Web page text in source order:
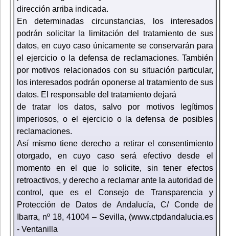
dirección arriba indicada.
En determinadas circunstancias, los interesados
podrán solicitar la limitación del tratamiento de sus
datos, en cuyo caso únicamente se conservarán para
el ejercicio o la defensa de reclamaciones. También
por motivos relacionados con su situación particular,
los interesados podrán oponerse al tratamiento de sus
datos. El responsable del tratamiento dejará
de tratar los datos, salvo por motivos legítimos
imperiosos, o el ejercicio o la defensa de posibles
reclamaciones.
Así mismo tiene derecho a retirar el consentimiento
otorgado, en cuyo caso será efectivo desde el
momento en el que lo solicite, sin tener efectos
retroactivos, y derecho a reclamar ante la autoridad de
control, que es el Consejo de Transparencia y
Protección de Datos de Andalucía, C/ Conde de
Ibarra, nº 18, 41004 – Sevilla, (www.ctpdandalucia.es
- Ventanilla